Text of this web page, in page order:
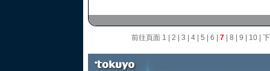
前往頁面 1 2 3 4| 5 6 7| 8 9 10|